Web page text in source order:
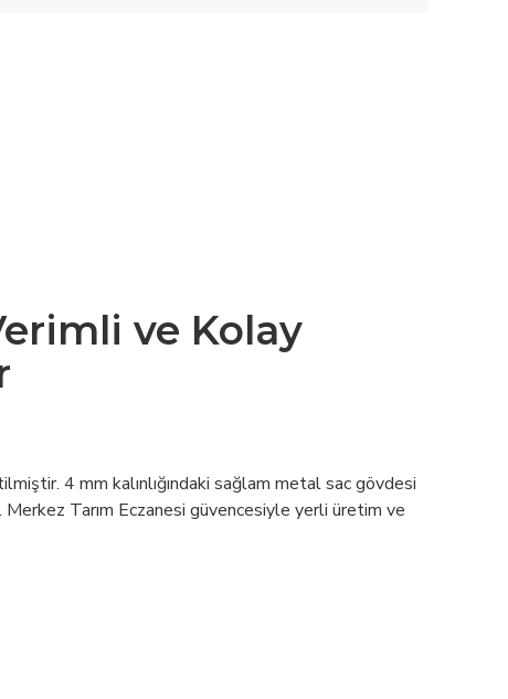
ve Kolay
4 mm kalınlığındaki sağlam metal sac gövdesi
Tarım Eczanesi güvencesiyle yerli üretim ve